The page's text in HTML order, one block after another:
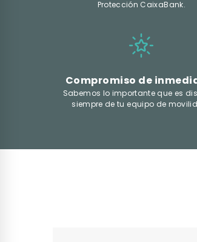
Protección CaixaBank.
Compromiso de
Sabemos lo importante que es
siempre de tu equipo de